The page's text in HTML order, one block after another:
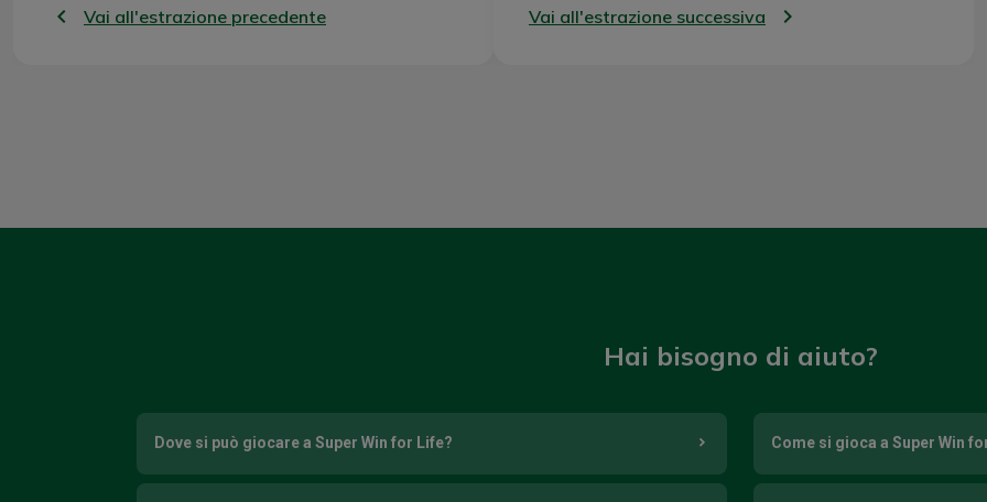
Vai all'estrazione precedente Vai all'estrazione successiva
Hai bisogno di aiuto?
Dove si può giocare a Super Win for Life? Come si gioca a Super Win